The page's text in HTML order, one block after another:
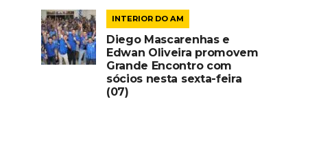
INTERIOR DO AM
Diego Mascarenhas e
Edwan Oliveira promovem
Grande Encontro com
sócios nesta sexta-feira
(07)